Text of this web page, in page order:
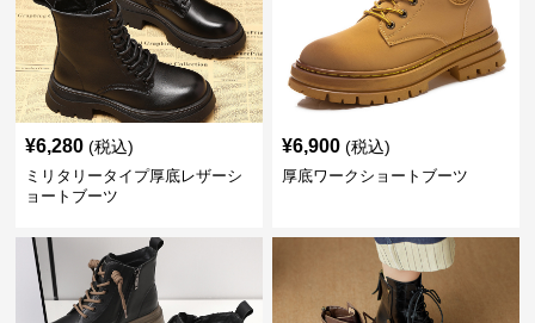
¥6,280 (税込)
ミリタリータイプ厚底レザーシ
ョートブーツ
¥6,900 (税込)
厚底ワークショートブーツ